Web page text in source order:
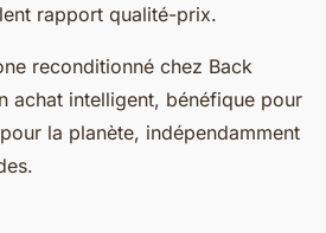
rapport qualité-prix.
reconditionné chez Back
achat intelligent, bénéfique pour
la planète, indépendamment